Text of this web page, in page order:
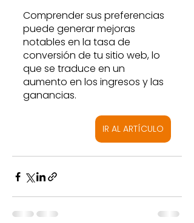
Comprender sus preferencias
puede generar mejoras
notables en la tasa de
conversión de tu sitio web, lo
que se traduce en un
aumento en los ingresos y las
ganancias.
IR AL ARTÍCULO